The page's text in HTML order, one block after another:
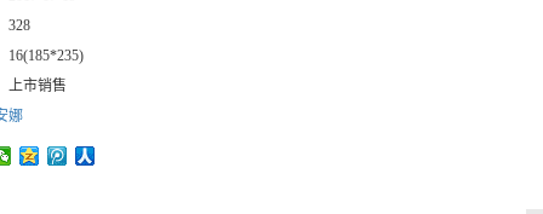
328
16(185*235)
上市销售
娜